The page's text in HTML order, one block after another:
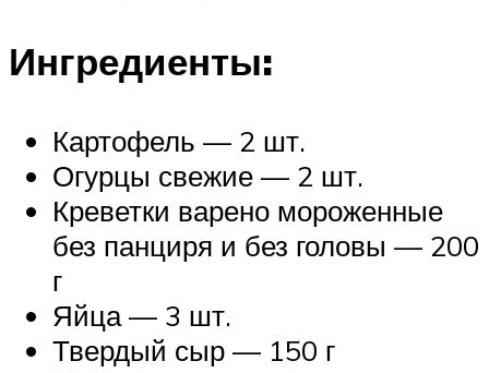
Ингредиенты:
Картофель — 2 шт.
Огурцы свежие — 2 шт.
Креветки варено мороженные
без панциря и без головы — 200
г
Яйца — 3 шт.
Твердый сыр — 150 г